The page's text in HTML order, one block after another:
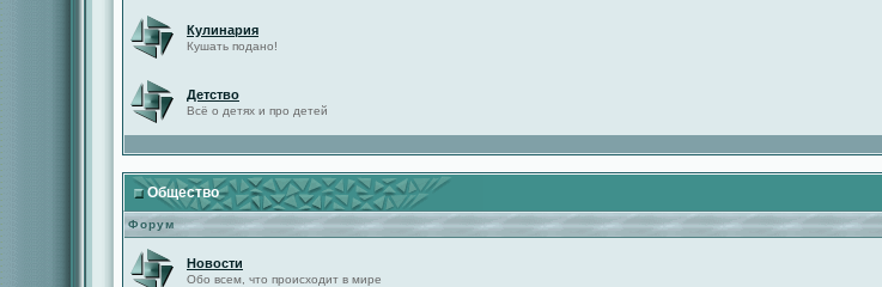
Кулинария
Кушать подано!
Детство
Всё о детях и про детей
Общество
Форум
Новости
Обо всем, что происходит в мире